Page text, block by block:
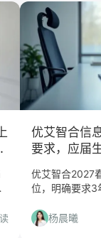
优艾智合信
要求，应届
优艾智合2027
位，明确要求3
景、工作内容
读，帮你判断
杨晨曦